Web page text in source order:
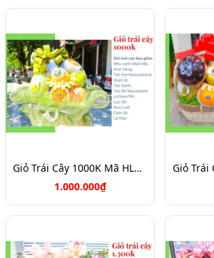
Giỏ Trái Cây 1000K Mã HL1088
1.000.000₫